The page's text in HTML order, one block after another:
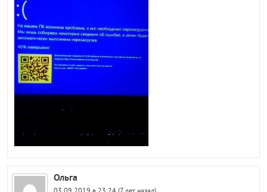
Ольга